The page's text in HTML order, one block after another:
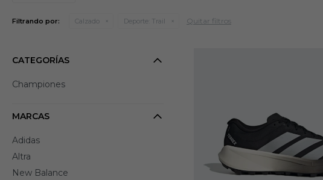
Filtrando por: Calzado Deporte: Trail Quitar filtros
CATEGORÍAS
Championes
MARCAS
Adidas
Altra
New Balance